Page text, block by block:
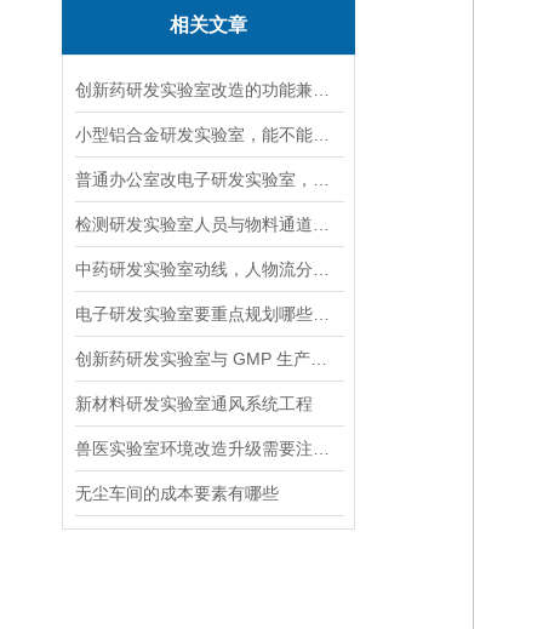
相关文章
新材料研发实验室通风系统工程
无尘车间的成本要素有哪些